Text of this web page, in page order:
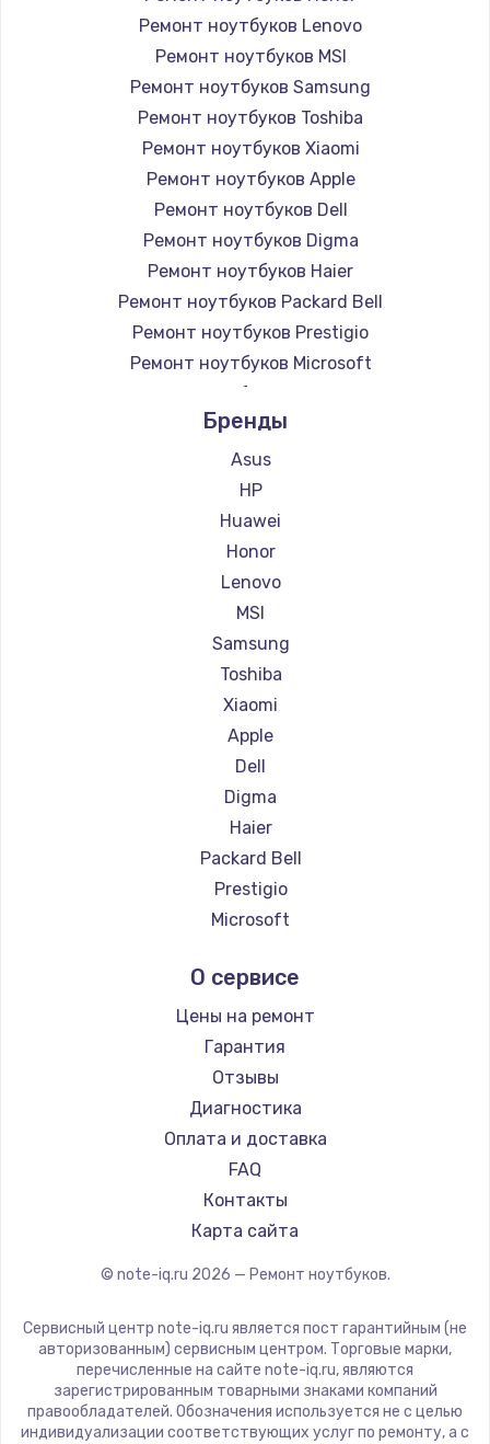
Ремонт ноутбуков Lenovo
Ремонт ноутбуков MSI
Ремонт ноутбуков Samsung
Ремонт ноутбуков Toshiba
Ремонт ноутбуков Xiaomi
Ремонт ноутбуков Apple
Ремонт ноутбуков Dell
Ремонт ноутбуков Digma
Ремонт ноутбуков Haier
Ремонт ноутбуков Packard Bell
Ремонт ноутбуков Prestigio
Ремонт ноутбуков Microsoft
Ремонт ноутбуков Alienware
Ремонт ноутбуков Aquarius
Ремонт ноутбуков Gigabyte
Ремонт ноутбуков Aorus
Ремонт ноутбуков Maibenben
Ремонт ноутбуков Getac
Ремонт ноутбуков Epson
Ремонт ноутбуков Philips
Ремонт ноутбуков LG
Ремонт ноутбуков Panasonic
Ремонт ноутбуков Irbis
Ремонт ноутбуков Thunderobot
Ремонт ноутбуков Hasee
Ремонт ноутбуков ZTE
Ремонт ноутбуков Hiper
Ремонт ноутбуков Evga
Ремонт ноутбуков Google
Ремонт ноутбуков Echips
Ремонт ноутбуков Predator
Ремонт ноутбуков iru
Ремонт ноутбуков Machenike
Ремонт ноутбуков DEXP
Ремонт ноутбуков Teclast
Ремонт ноутбуков CHUWI
Ремонт ноутбуков Colorful
Бренды
Asus
HP
Huawei
Honor
Lenovo
MSI
Samsung
Toshiba
Xiaomi
Apple
Dell
Digma
Haier
Packard Bell
Prestigio
Microsoft
Aquarius
Gigabyte
Aorus
Maibenben
Getac
Epson
Philips
LG
Panasonic
ZTE
Hiper
Evga
О сервисе
Цены на ремонт
Гарантия
Отзывы
Диагностика
Оплата и доставка
FAQ
Контакты
Карта сайта
© note-iq.ru 2026 — Ремонт ноутбуков.
Сервисный центр note-iq.ru является пост гарантийным (не
авторизованным) сервисным центром. Торговые марки,
перечисленные на сайте note-iq.ru, являются
зарегистрированным товарными знаками компаний
правообладателей. Обозначения используется не с целью
индивидуализации соответствующих услуг по ремонту, а с